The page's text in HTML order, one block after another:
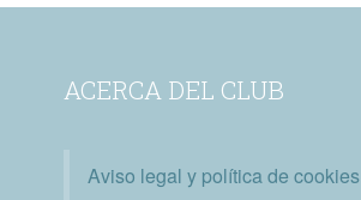
ACERCA DEL CLUB
Aviso legal y política de cookies